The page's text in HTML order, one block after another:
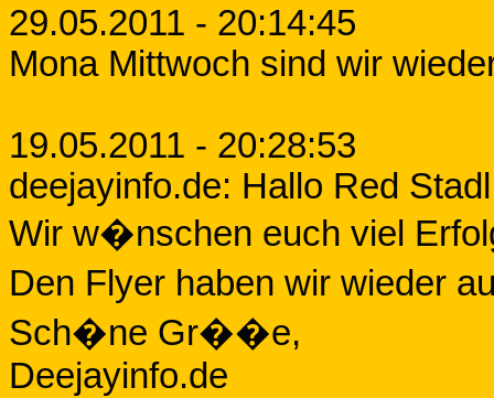
29.05.2011 - 20:14:45
Mona Mittwoch sind wir
19.05.2011 - 20:28:53
deejayinfo.de: Hallo Red
Wir w�nschen euch viel
Den Flyer haben wir wieder
Sch�ne Gr��e,
Deejayinfo.de